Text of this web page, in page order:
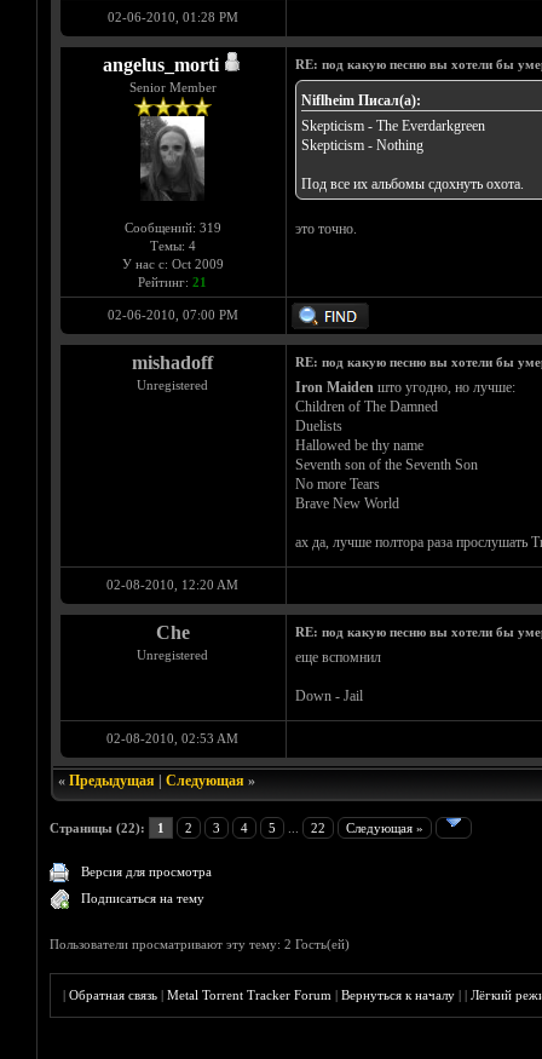
02-06-2010, 01:28 PM
angelus_morti
Senior Member
Сообщений: 319
Темы: 4
У нас с: Oct 2009
Рейтинг: 21
RE: под какую песню вы хотели бы
Niflheim Писал(а):
Skepticism - The Everdarkgreen
Skepticism - Nothing
Под все их альбомы сдохнуть охота.
это точно.
02-06-2010, 07:00 PM
mishadoff
Unregistered
RE: под какую песню вы хотели бы
Iron Maidenшто угодно, но лучше:
Children of The Damned
Duelists
Hallowed be thy name
Seventh son of the Seventh Son
No more Tears
Brave New World
ах да, лучше полтора раза прослушать
02-08-2010, 12:20 AM
Che
Unregistered
RE: под какую песню вы хотели бы
еще вспомнил
Down - Jail
02-08-2010, 02:53 AM
« Предыдущая| Следующая»
Страницы (22): 1 2 3 4 5 22 Следующая »
Версия для просмотра
Подписаться на тему
Пользователи просматривают эту тему: 2 Гость(ей)
|Обратная связь |Metal Torrent Tracker Forum |Вернуться к началу ||Лёгкий